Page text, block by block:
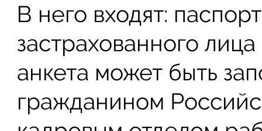
В него входят:
застрахованного
анкета может быть
гражданином